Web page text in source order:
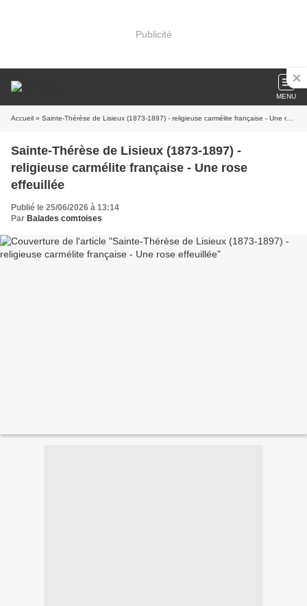
Publicité
MENU
Accueil » Sainte-Thérèse de Lisieux (1873-1897) - religieuse carmélite française - Une rose effeuillée
Sainte-Thérèse de Lisieux (1873-1897) -
religieuse carmélite française - Une rose
effeuillée
Publié le 25/06/2026 à 13:14
Par Balades comtoises